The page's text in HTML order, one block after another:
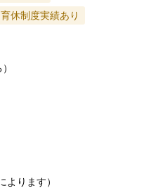
休制度実績あり
よります）